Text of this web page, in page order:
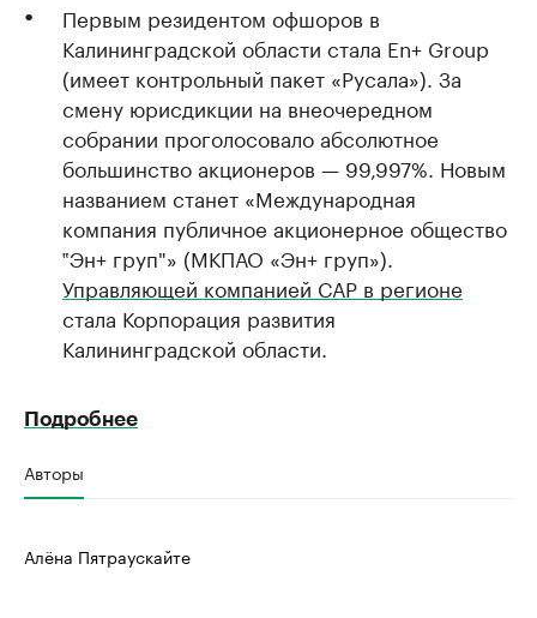
Первым резидентом офшоров в
Калининградской области стала En+ Group
(имеет контрольный пакет «Русала»). За
смену юрисдикции на внеочередном
собрании проголосовало абсолютное
большинство акционеров — 99,997%. Новым
названием станет «Международная
компания публичное акционерное общество
‟Эн+ груп"» (МКПАО «Эн+ груп»).
Управляющей компанией САР в регионе
стала Корпорация развития
Калининградской области.
Подробнее
Авторы
Алёна Пятраускайте